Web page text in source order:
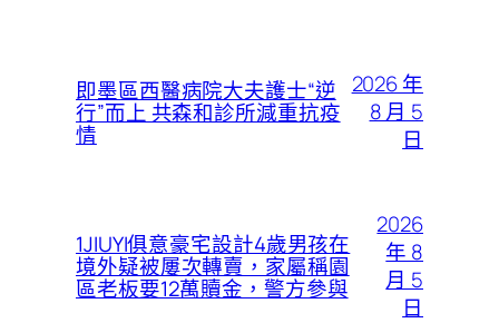
即墨區西醫病院大夫護士“逆
行”而上 共森和診所減重抗疫
情
2026 年
8 月 5
日
1JIUYI俱意豪宅設計4歲男孩在
境外疑被屢次轉賣，家屬稱園
區老板要12萬贖金，警方參與
2026
年 8
月 5
日